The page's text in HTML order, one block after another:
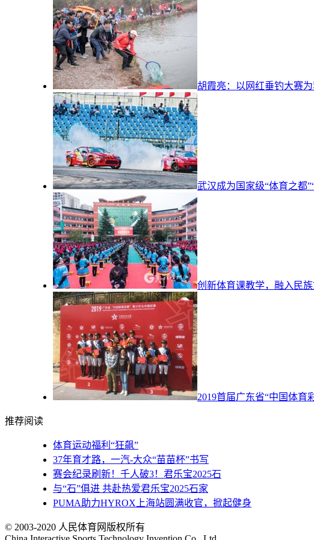
胡霞亮：以网红垂钓大赛
武汉成为国家级“体育之都
创新体育课教学，融入民
2019首届广东省“中国体育
推荐阅读
体育运动福利“狂飙”
37年育才路，一汽-大众“苗苗杯”书写
赛会纪录刷新！千人破3！君乐宝2025石
与“石”俱进 共赴热爱君乐宝2025石家
PUMA助力HYROX上海站圆满收官，掀起健身
© 2003-2020 人民体育网版权所有